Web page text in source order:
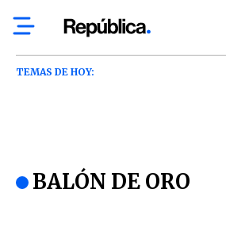
TEMAS DE HOY:
BALÓN DE ORO